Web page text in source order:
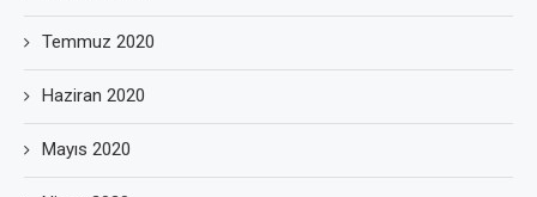
Temmuz 2020
Haziran 2020
Mayıs 2020